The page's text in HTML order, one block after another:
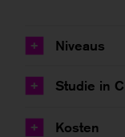
+ Niveaus
+ Studie in
+ Kosten